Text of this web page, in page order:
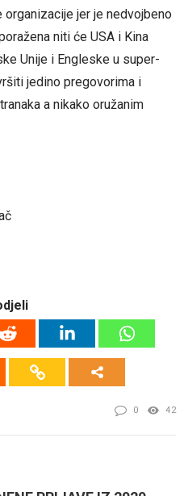
jer je nedvojbeno
niti će USA i Kina
Unije i Engleske u super-
jedino pregovorima i
a nikako oružanim
0 42